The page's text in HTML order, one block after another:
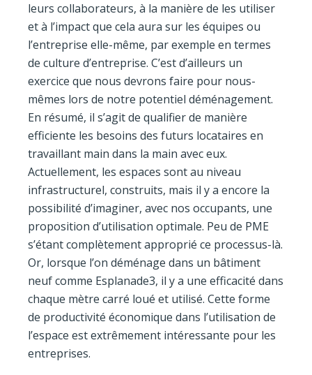
leurs collaborateurs, à la manière de les utiliser
et à l’impact que cela aura sur les équipes ou
l’entreprise elle-même, par exemple en termes
de culture d’entreprise. C’est d’ailleurs un
exercice que nous devrons faire pour nous-
mêmes lors de notre potentiel déménagement.
En résumé, il s’agit de qualifier de manière
efficiente les besoins des futurs locataires en
travaillant main dans la main avec eux.
Actuellement, les espaces sont au niveau
infrastructurel, construits, mais il y a encore la
possibilité d’imaginer, avec nos occupants, une
proposition d’utilisation optimale. Peu de PME
s’étant complètement approprié ce processus-là.
Or, lorsque l’on déménage dans un bâtiment
neuf comme Esplanade3, il y a une efficacité dans
chaque mètre carré loué et utilisé. Cette forme
de productivité économique dans l’utilisation de
l’espace est extrêmement intéressante pour les
entreprises.